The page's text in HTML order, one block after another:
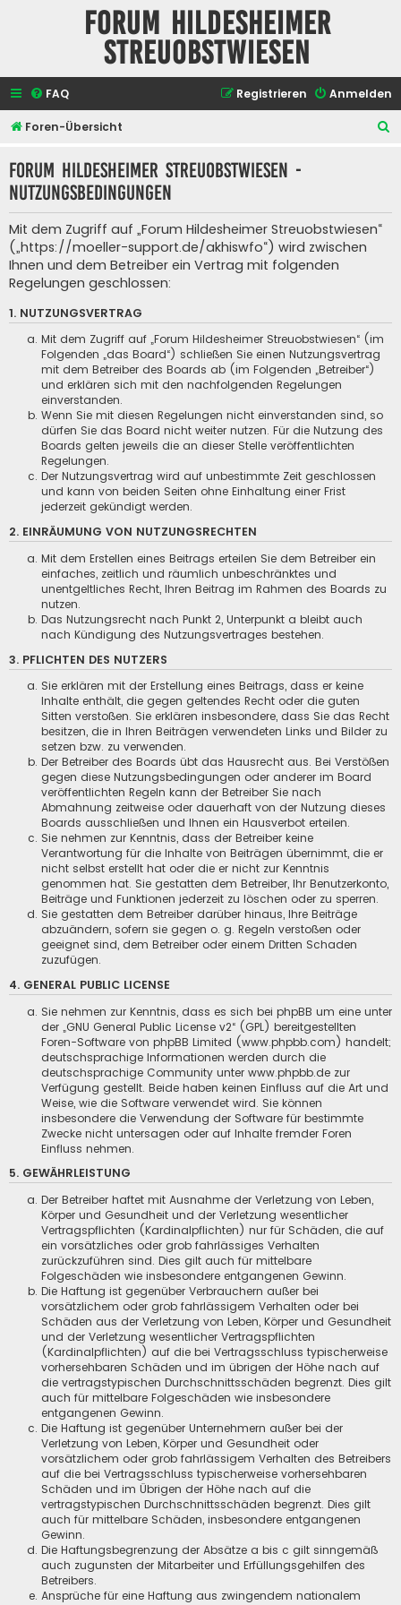
Forum Hildesheimer
Streuobstwiesen
FAQ Anmelden
Registrieren
Foren-Übersicht
Forum Hildesheimer Streuobstwiesen -
Nutzungsbedingungen
Mit dem Zugriff auf „Forum Hildesheimer Streuobstwiesen“
(„https://moeller-support.de/akhiswfo“) wird zwischen
Ihnen und dem Betreiber ein Vertrag mit folgenden
Regelungen geschlossen:
1. NUTZUNGSVERTRAG
Mit dem Zugriff auf „Forum Hildesheimer Streuobstwiesen“ (im
Folgenden „das Board“) schließen Sie einen Nutzungsvertrag
mit dem Betreiber des Boards ab (im Folgenden „Betreiber“)
und erklären sich mit den nachfolgenden Regelungen
einverstanden.
Wenn Sie mit diesen Regelungen nicht einverstanden sind, so
dürfen Sie das Board nicht weiter nutzen. Für die Nutzung des
Boards gelten jeweils die an dieser Stelle veröffentlichten
Regelungen.
Der Nutzungsvertrag wird auf unbestimmte Zeit geschlossen
und kann von beiden Seiten ohne Einhaltung einer Frist
jederzeit gekündigt werden.
2. EINRÄUMUNG VON NUTZUNGSRECHTEN
Mit dem Erstellen eines Beitrags erteilen Sie dem Betreiber ein
einfaches, zeitlich und räumlich unbeschränktes und
unentgeltliches Recht, Ihren Beitrag im Rahmen des Boards zu
nutzen.
Das Nutzungsrecht nach Punkt 2, Unterpunkt a bleibt auch
nach Kündigung des Nutzungsvertrages bestehen.
3. PFLICHTEN DES NUTZERS
Sie erklären mit der Erstellung eines Beitrags, dass er keine
Inhalte enthält, die gegen geltendes Recht oder die guten
Sitten verstoßen. Sie erklären insbesondere, dass Sie das Recht
besitzen, die in Ihren Beiträgen verwendeten Links und Bilder zu
setzen bzw. zu verwenden.
Der Betreiber des Boards übt das Hausrecht aus. Bei Verstößen
gegen diese Nutzungsbedingungen oder anderer im Board
veröffentlichten Regeln kann der Betreiber Sie nach
Abmahnung zeitweise oder dauerhaft von der Nutzung dieses
Boards ausschließen und Ihnen ein Hausverbot erteilen.
Sie nehmen zur Kenntnis, dass der Betreiber keine
Verantwortung für die Inhalte von Beiträgen übernimmt, die er
nicht selbst erstellt hat oder die er nicht zur Kenntnis
genommen hat. Sie gestatten dem Betreiber, Ihr Benutzerkonto,
Beiträge und Funktionen jederzeit zu löschen oder zu sperren.
Sie gestatten dem Betreiber darüber hinaus, Ihre Beiträge
abzuändern, sofern sie gegen o. g. Regeln verstoßen oder
geeignet sind, dem Betreiber oder einem Dritten Schaden
zuzufügen.
4. GENERAL PUBLIC LICENSE
Sie nehmen zur Kenntnis, dass es sich bei phpBB um eine unter
der „GNU General Public License v2“ (GPL) bereitgestellten
Foren-Software von phpBB Limited (www.phpbb.com) handelt;
deutschsprachige Informationen werden durch die
deutschsprachige Community unter www.phpbb.de zur
Verfügung gestellt. Beide haben keinen Einfluss auf die Art und
Weise, wie die Software verwendet wird. Sie können
insbesondere die Verwendung der Software für bestimmte
Zwecke nicht untersagen oder auf Inhalte fremder Foren
Einfluss nehmen.
5. GEWÄHRLEISTUNG
Der Betreiber haftet mit Ausnahme der Verletzung von Leben,
Körper und Gesundheit und der Verletzung wesentlicher
Vertragspflichten (Kardinalpflichten) nur für Schäden, die auf
ein vorsätzliches oder grob fahrlässiges Verhalten
zurückzuführen sind. Dies gilt auch für mittelbare
Folgeschäden wie insbesondere entgangenen Gewinn.
Die Haftung ist gegenüber Verbrauchern außer bei
vorsätzlichem oder grob fahrlässigem Verhalten oder bei
Schäden aus der Verletzung von Leben, Körper und Gesundheit
und der Verletzung wesentlicher Vertragspflichten
(Kardinalpflichten) auf die bei Vertragsschluss typischerweise
vorhersehbaren Schäden und im übrigen der Höhe nach auf
die vertragstypischen Durchschnittsschäden begrenzt. Dies gilt
auch für mittelbare Folgeschäden wie insbesondere
entgangenen Gewinn.
Die Haftung ist gegenüber Unternehmern außer bei der
Verletzung von Leben, Körper und Gesundheit oder
vorsätzlichem oder grob fahrlässigem Verhalten des Betreibers
auf die bei Vertragsschluss typischerweise vorhersehbaren
Schäden und im Übrigen der Höhe nach auf die
vertragstypischen Durchschnittsschäden begrenzt. Dies gilt
auch für mittelbare Schäden, insbesondere entgangenen
Gewinn.
Die Haftungsbegrenzung der Absätze a bis c gilt sinngemäß
auch zugunsten der Mitarbeiter und Erfüllungsgehilfen des
Betreibers.
Ansprüche für eine Haftung aus zwingendem nationalem